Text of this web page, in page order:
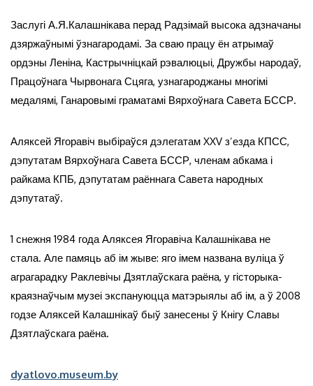
Заслугі А.Я.Калашнікава перад Радзімай высока адзначаны
дзяржаўнымі ўзнагародамі. За сваю працу ён атрымаў
ордэны Леніна, Кастрычніцкай рэвалюцыі, Дружбы народаў,
Працоўнага Чырвонага Сцяга, узнагароджаны многімі
медалямі, Ганаровымі граматамі Вярхоўнага Савета БССР.
Аляксей Ягоравіч выбіраўся дэлегатам XXV з’езда КПСС,
дэпутатам Вярхоўнага Савета БССР, членам абкама і
райкама КПБ, дэпутатам раённага Савета народных
дэпутатаў.
1 снежня 1984 года Аляксея Ягоравіча Калашнікава не
стала. Але памяць аб ім жыве: яго імем названа вуліца ў
аграгарадку Раклевічы Дзятлаўскага раёна, у гісторыка-
краязнаўчым музеі экспануюцца матэрыялы аб ім, а ў 2008
годзе Аляксей Калашнікаў быў занесены ў Кнігу Славы
Дзятлаўскага раёна.
dyatlovo.museum.by